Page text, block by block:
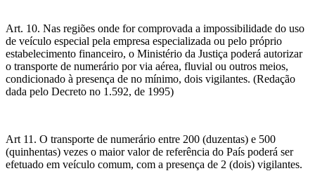
Art. 10. Nas regiões onde for comprovada a impossibilidade do uso
de veículo especial pela empresa especializada ou pelo próprio
estabelecimento financeiro, o Ministério da Justiça poderá autorizar
o transporte de numerário por via aérea, fluvial ou outros meios,
condicionado à presença de no mínimo, dois vigilantes. (Redação
dada pelo Decreto no 1.592, de 1995)
Art 11. O transporte de numerário entre 200 (duzentas) e 500
(quinhentas) vezes o maior valor de referência do País poderá ser
efetuado em veículo comum, com a presença de 2 (dois) vigilantes.